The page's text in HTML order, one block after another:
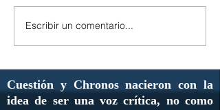
Escribir un comentario...
Cuestión y Chronos nacieron con la
idea de ser una voz crítica, no como